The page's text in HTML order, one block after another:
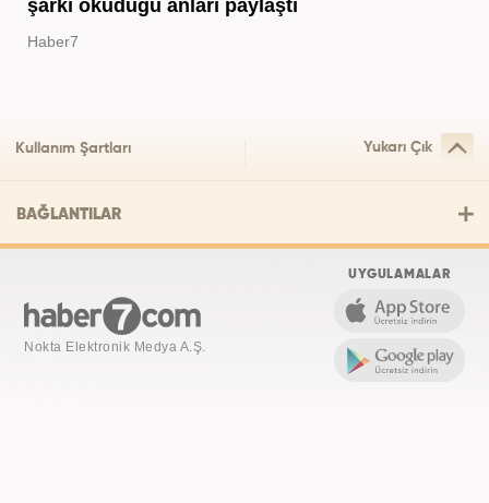
şarkı okuduğu anları paylaştı
Haber7
Kullanım Şartları Yukarı Çık
BAĞLANTILAR
Nokta Elektronik Medya A.Ş.
UYGULAMALAR